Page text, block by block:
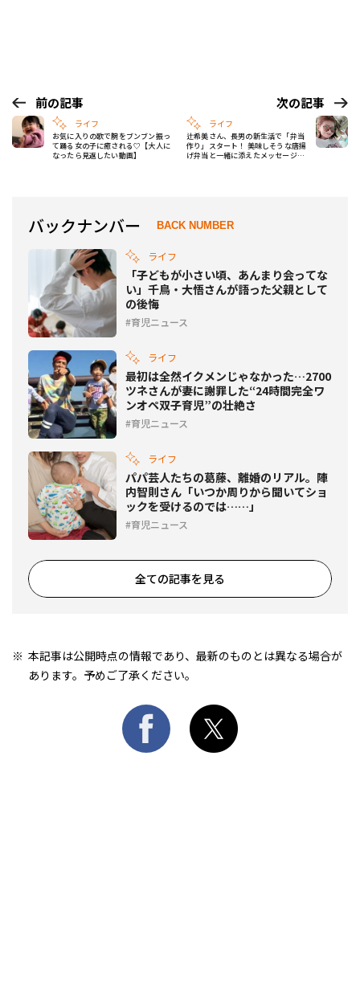
前の記事
ライフ
お気に入りの歌で腕をブンブン振っ
て踊る女の子に癒される♡【大人に
なったら見返したい動画】
次の記事
ライフ
辻希美さん、長男の新生活で「弁当
作り」スタート！ 美味しそうな唐揚
げ弁当と一緒に添えたメッセージカ
バックナンバー BACK NUMBER
ライフ
「子どもが小さい頃、あんまり会ってな
い」千鳥・大悟さんが語った父親として
の後悔
育児ニュース
ライフ
最初は全然イクメンじゃなかった…2700
ツネさんが妻に謝罪した“24時間完全ワ
ンオペ双子育児”の壮絶さ
育児ニュース
ライフ
パパ芸人たちの葛藤、離婚のリアル。陣
内智則さん「いつか周りから聞いてショ
ックを受けるのでは……」
育児ニュース
全ての記事を見る
本記事は公開時点の情報であり、最新のものとは異なる場合が
あります。予めご了承ください。